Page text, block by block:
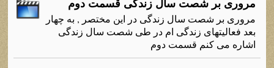
مروری بر شصت سال زندگی قسمت دوم
مروری بر شصت سال زندگی در این مختصر , به چهار
بعد فعالیتهای زندگی ام در طی شصت سال زندگی
اشاره می کنم قسمت دوم